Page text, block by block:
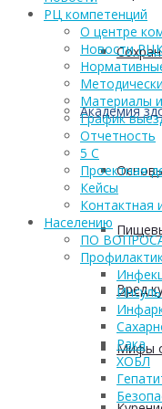
Академия
Вред
Мифы
РЦ компетенций
О центре
Новости
Материалы
График
Отчетность
5 С
Проектная
Кейсы
Контактная
Населению
ПО
Рака
ХОБЛ